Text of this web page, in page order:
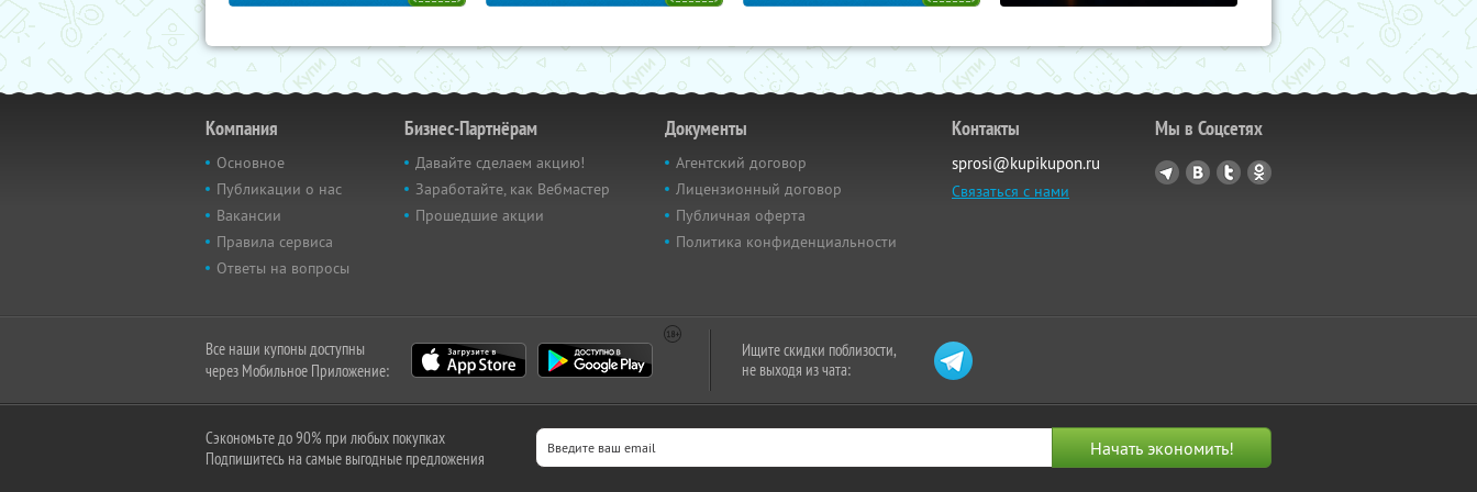
Компания
Основное
Публикации о нас
Вакансии
Правила сервиса
Ответы на вопросы
Бизнес-Партнёрам
Давайте сделаем акцию!
Заработайте, как Вебмастер
Прошедшие акции
Документы
Агентский договор
Лицензионный договор
Публичная оферта
Политика конфиденциальности
Контакты
sprosi@kupikupon.ru
Связаться с нами
Мы в Соцсетях
Все наши купоны доступны
через Мобильное Приложение:
Ищите скидки поблизости,
не выходя из чата:
Сэкономьте до 90% при любых покупках
Подпишитесь на самые выгодные предложения